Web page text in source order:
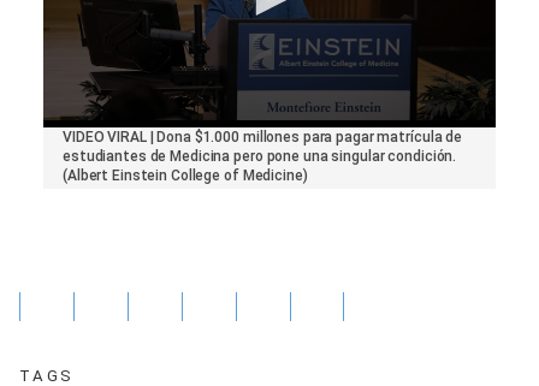
seconds
VIDEO VIRAL | Dona $1.000 millones para pagar matrícula de
estudiantes de Medicina pero pone una singular condición.
(Albert Einstein College of Medicine)
TAGS